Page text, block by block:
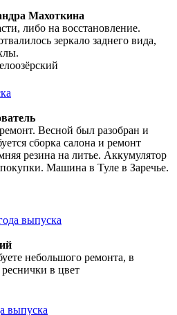
Махоткина
либо на восстановление.
зеркало заднего вида,
Весной был разобран и
сборка салона и ремонт
резина на литье. Аккумулятор
Машина в Туле в Заречье.
небольшого ремонта, в
в цвет